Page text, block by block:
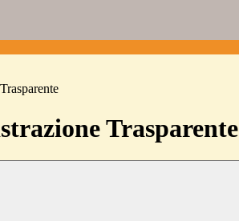
Trasparente